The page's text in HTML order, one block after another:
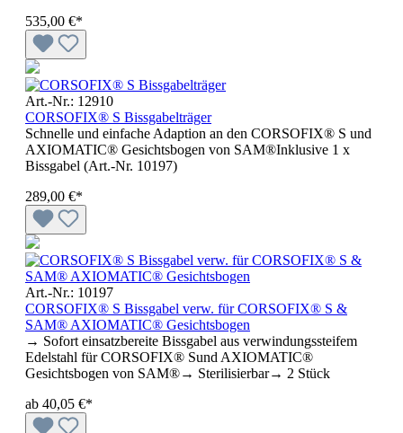
535,00 €*
Art.-Nr.: 12910
CORSOFIX® S Bissgabelträger
Schnelle und einfache Adaption an den CORSOFIX® S und
AXIOMATIC® Gesichtsbogen von SAM®Inklusive 1 x
Bissgabel (Art.-Nr. 10197)
289,00 €*
Art.-Nr.: 10197
CORSOFIX® S Bissgabel verw. für CORSOFIX® S &
SAM® AXIOMATIC® Gesichtsbogen
→ Sofort einsatzbereite Bissgabel aus verwindungssteifem
Edelstahl für CORSOFIX® Sund AXIOMATIC®
Gesichtsbogen von SAM®→ Sterilisierbar→ 2 Stück
ab 40,05 €*